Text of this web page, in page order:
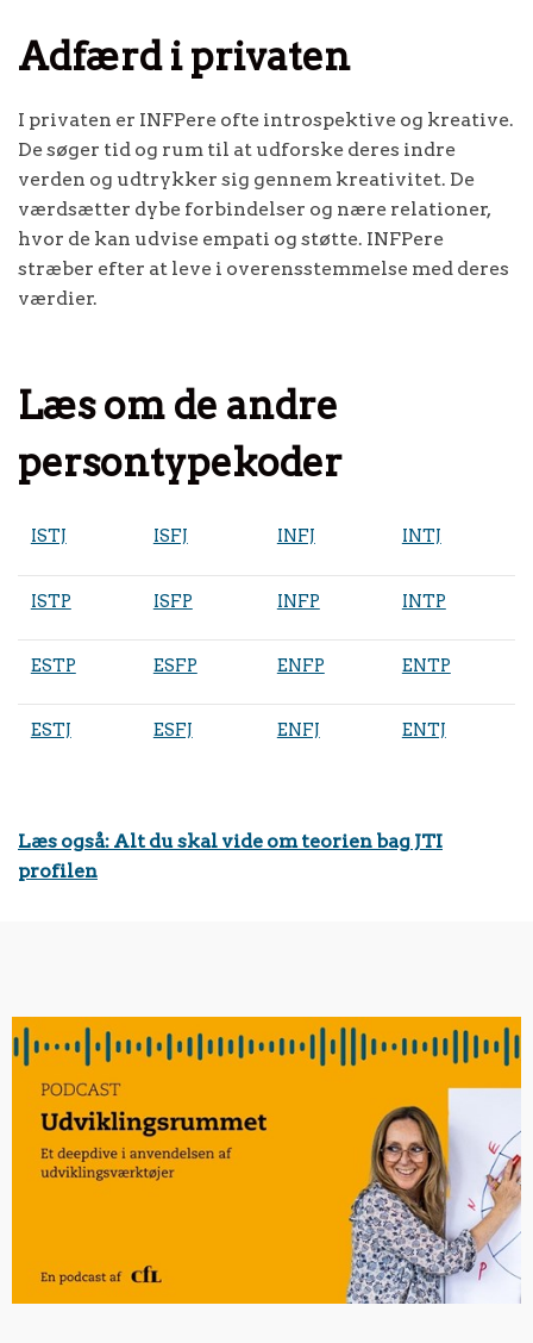
Adfærd i privaten
I privaten er INFPere ofte introspektive og kreative.
De søger tid og rum til at udforske deres indre
verden og udtrykker sig gennem kreativitet. De
værdsætter dybe forbindelser og nære relationer,
hvor de kan udvise empati og støtte. INFPere
stræber efter at leve i overensstemmelse med deres
værdier.
Læs om de andre
persontypekoder
ISTJ ISFJ INFJ INTJ
ISTP ISFP INFP INTP
ESTP ESFP ENFP ENTP
ESTJ ESFJ ENFJ ENTJ
Læs også: Alt du skal vide om teorien bag JTI
profilen